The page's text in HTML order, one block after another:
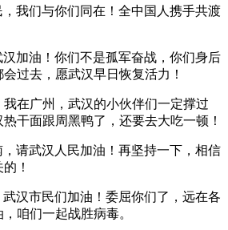
我们与你们同在！全中国人携手共渡
加油！你们不是孤军奋战，你们身后
过去，愿武汉早日恢复活力！
在广州，武汉的小伙伴们一定撑过
干面跟周黑鸭了，还要去大吃一顿！
请武汉人民加油！再坚持一下，相信
！
汉市民们加油！委屈你们了，远在各
咱们一起战胜病毒。